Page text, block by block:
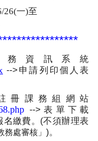
26(一)至
資訊系統
--> 申請列印個人表
冊課務組網站
--> 表單下載
繳費。 (不須辦理表
務處審核」 )。